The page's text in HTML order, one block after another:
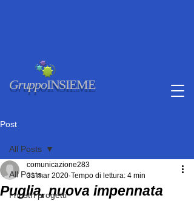
GruppoINSIEME
Post
All Posts
I nostri progetti
All Posts
Puglia, nuova impennata
comunicazione283
31 mar 2020 Tempo di lettura: 4 min